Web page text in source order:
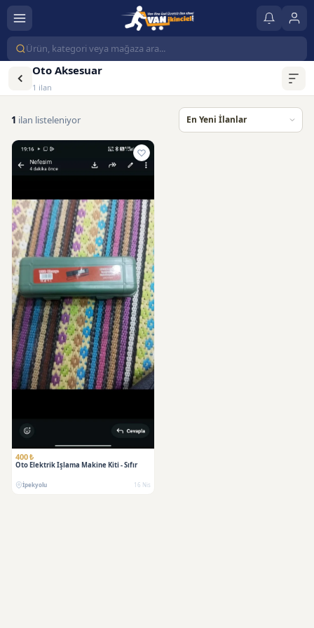
Oto Aksesuar
1 ilan
1 ilan listeleniyor
400 ₺
Oto Elektrik Işlama Makine Kiti - Sıfır
İpekyolu 16 Nis